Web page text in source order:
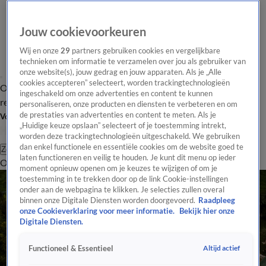
Overzicht Laatste nieuws Regionieuws Het beste van Hart
Tip de
redactie
Volg Hart van Nederland
Zoeken
OverzichtRegioUitzendingenWeerTip de redactiePanelVideo's
Jouw cookievoorkeuren
Wij en onze29 partners gebruiken cookies en vergelijkbare
technieken om informatie te verzamelen over jou als gebruiker van
onze website(s), jouw gedrag en jouw apparaten. Als je „Alle
cookies accepteren” selecteert, worden trackingtechnologieën
ingeschakeld om onze advertenties en content te kunnen
personaliseren, onze producten en diensten te verbeteren en om
de prestaties van advertenties en content te meten. Als je
„Huidige keuze opslaan” selecteert of je toestemming intrekt,
worden deze trackingtechnologieën uitgeschakeld. We gebruiken
dan enkel functionele en essentiële cookies om de website goed te
laten functioneren en veilig te houden. Je kunt dit menu op ieder
moment opnieuw openen om je keuzes te wijzigen of om je
toestemming in te trekken door op de link Cookie-instellingen
onder aan de webpagina te klikken. Je selecties zullen overal
binnen onze Digitale Diensten worden doorgevoerd. Raadpleeg
onze Cookieverklaring voor meer informatie.
Bekijk hier onze
Digitale Diensten.
Functioneel & Essentieel Altijd actief